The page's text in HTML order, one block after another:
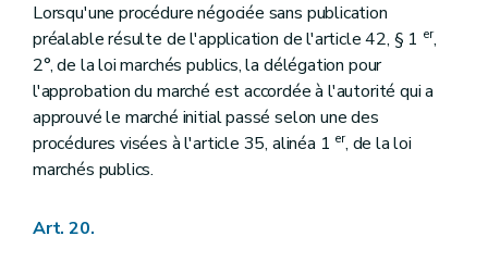
Lorsqu'une procédure négociée sans publication
préalable résulte de l'application de l'article 42, § 1 er,
2°, de la loi marchés publics, la délégation pour
l'approbation du marché est accordée à l'autorité qui a
approuvé le marché initial passé selon une des
procédures visées à l'article 35, alinéa 1 er, de la loi
marchés publics.
Art. 20.